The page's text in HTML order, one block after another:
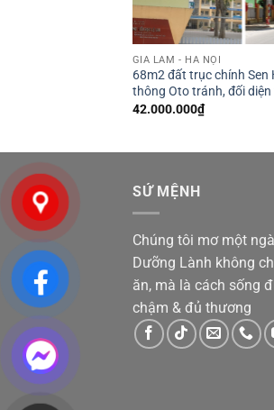
GIA LÂM - HÀ NỘI
68m2 đất trục chính Sen
thông Oto tránh, đối
42.000.000₫
SỨ MỆNH
Chúng tôi mơ một
Dưỡng Lành không
ăn, mà là cách sống
chậm & đủ thương